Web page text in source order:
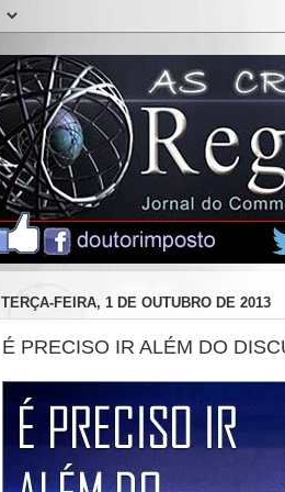
TERÇA-FEIRA, 1 DE OUTUBRO DE 2013
É PRECISO IR ALÉM DO